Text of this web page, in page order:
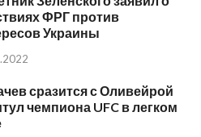
ФРГ против
Украины
сразится с Оливейрой
чемпиона UFC в легком